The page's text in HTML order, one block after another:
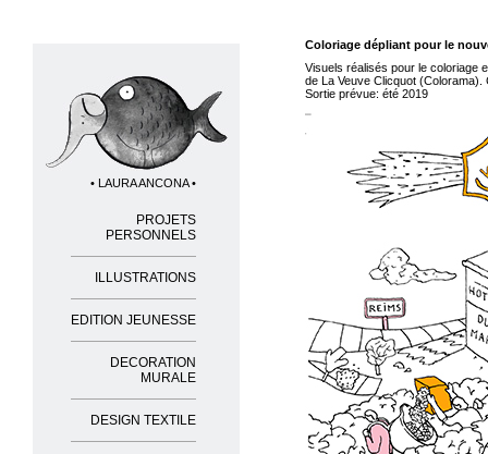
• LAURA ANCONA •
PROJETS
PERSONNELS
ILLUSTRATIONS
EDITION JEUNESSE
DECORATION
MURALE
DESIGN TEXTILE
Coloriage dépliant pour le
Visuels réalisés pour le coloriage
de La Veuve Clicquot (Colorama).
Sortie prévue: été 2019